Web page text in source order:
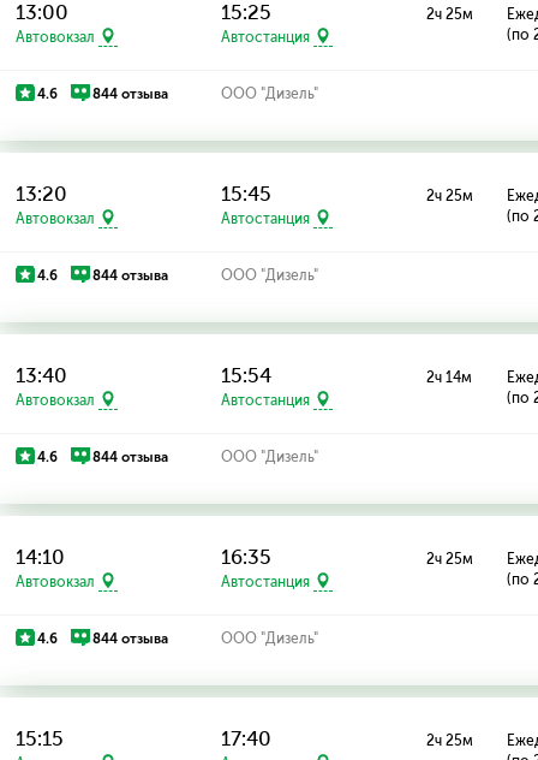
13:00
Автовокзал
15:25
Автостанция
2ч 25м
(по
4.6 844 отзыва ООО "Дизель"
13:20
Автовокзал
15:45
Автостанция
2ч 25м
(по
4.6 844 отзыва ООО "Дизель"
13:40
Автовокзал
15:54
Автостанция
2ч 14м
(по
4.6 844 отзыва ООО "Дизель"
14:10
Автовокзал
16:35
Автостанция
2ч 25м
(по
4.6 844 отзыва ООО "Дизель"
15:15 17:40 2ч 25м